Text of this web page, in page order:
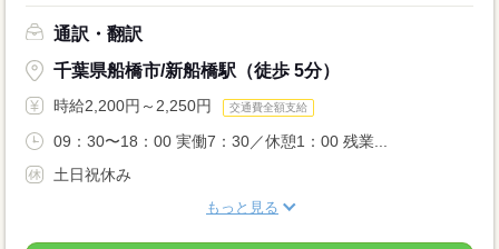
通訳・翻訳
千葉県船橋市/新船橋駅（徒歩 5分）
時給2,200円～2,250円 交通費全額支給
09：30〜18：00 実働7：30／休憩1：00 残業...
土日祝休み
もっと見る